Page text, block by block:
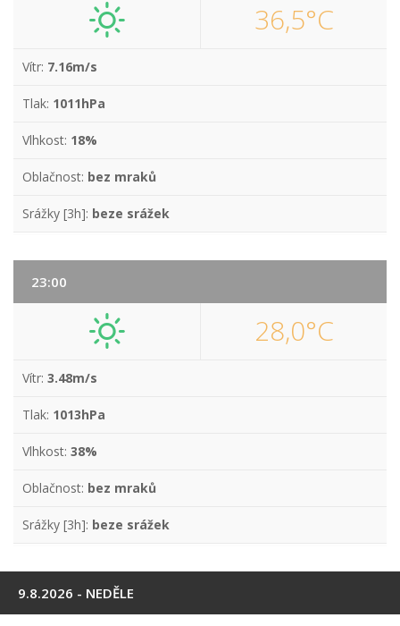
36,5°C
Vítr: 7.16m/s
Tlak: 1011hPa
Vlhkost: 18%
Oblačnost: bez mraků
Srážky [3h]: beze srážek
23:00
28,0°C
Vítr: 3.48m/s
Tlak: 1013hPa
Vlhkost: 38%
Oblačnost: bez mraků
Srážky [3h]: beze srážek
9.8.2026 - NEDĚLE